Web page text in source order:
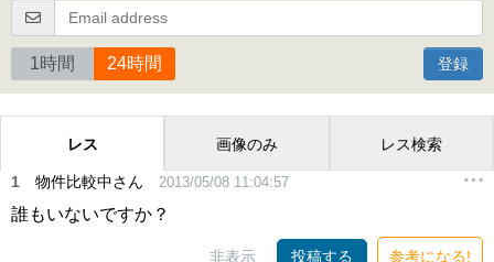
1時間 24時間 登録
レス 画像のみ レス検索
1 物件比較中さん 2013/05/08 11:04:57
誰もいないですか？
非表示 投稿する 参考になる!